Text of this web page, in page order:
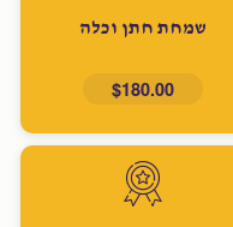
שמחת חתן וכלה
$180.00